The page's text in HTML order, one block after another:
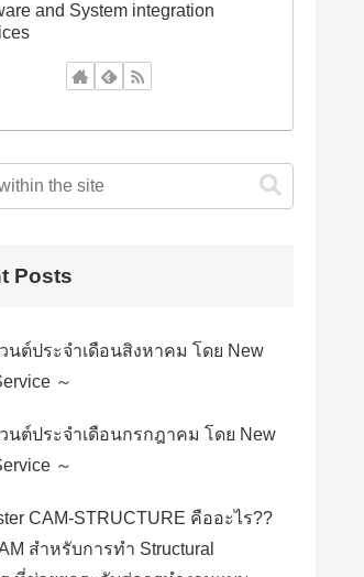
and System integration
Posts
วนต์ประจำเดือนสิงหาคม โดย New
～
วนต์ประจำเดือนกรกฎาคม โดย New
～
CAM-STRUCTURE คืออะไร??
สำหรับการทำ Structural